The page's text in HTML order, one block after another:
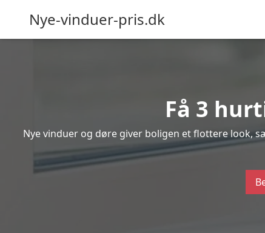
Nye-vinduer-pris.dk
Få 3
Nye vinduer og døre giver boligen et flottere look,